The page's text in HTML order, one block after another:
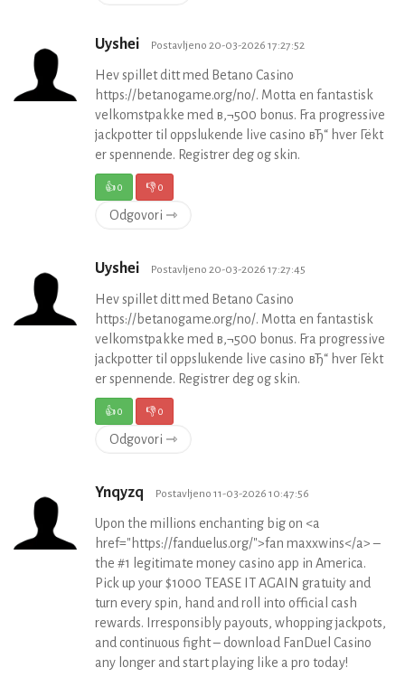
Uyshei Postavljeno 20-03-2026 17:27:52
Hev spillet ditt med Betano Casino
https://betanogame.org/no/. Motta en fantastisk
velkomstpakke med в‚¬500 bonus. Fra progressive
jackpotter til oppslukende live casino вЂ“ hver Гёkt
er spennende. Registrer deg og skin.
👍0 👎0
Odgovori ⇾
Uyshei Postavljeno 20-03-2026 17:27:45
Hev spillet ditt med Betano Casino
https://betanogame.org/no/. Motta en fantastisk
velkomstpakke med в‚¬500 bonus. Fra progressive
jackpotter til oppslukende live casino вЂ“ hver Гёkt
er spennende. Registrer deg og skin.
👍0 👎0
Odgovori ⇾
Ynqyzq Postavljeno 11-03-2026 10:47:56
Upon the millions enchanting big on <a
href="https://fanduelus.org/">fan maxxwins</a> –
the #1 legitimate money casino app in America.
Pick up your $1000 TEASE IT AGAIN gratuity and
turn every spin, hand and roll into official cash
rewards. Irresponsibly payouts, whopping jackpots,
and continuous fight – download FanDuel Casino
any longer and start playing like a pro today!